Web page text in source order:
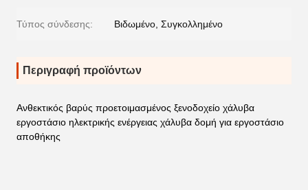
Τύπος σύνδεσης: Βιδωμένο, Συγκολλημένο
Περιγραφή προϊόντων
Ανθεκτικός βαρύς προετοιμασμένος ξενοδοχείο χάλυβα
εργοστάσιο ηλεκτρικής ενέργειας χάλυβα δομή για εργοστάσιο
αποθήκης